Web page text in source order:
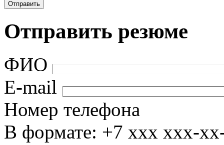
Отправить резюме
ФИО
E-mail
Номер телефона
В формате: +7 xxx xxx-